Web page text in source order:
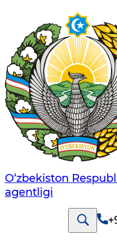
O‘zbekiston
agentligi